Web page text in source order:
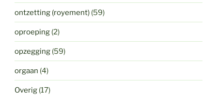
ontzetting (royement) (59)
oproeping (2)
opzegging (59)
orgaan (4)
Overig (17)